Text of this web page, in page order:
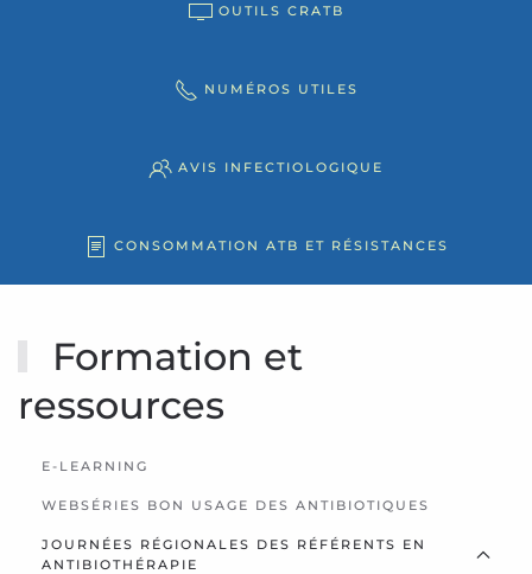
OUTILS CRATB
NUMÉROS UTILES
AVIS INFECTIOLOGIQUE
CONSOMMATION ATB ET RÉSISTANCES
Formation et
ressources
E-LEARNING
WEBSÉRIES BON USAGE DES ANTIBIOTIQUES
JOURNÉES RÉGIONALES DES RÉFÉRENTS EN
ANTIBIOTHÉRAPIE